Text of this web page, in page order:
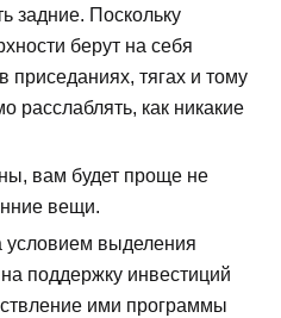
задние. Поскольку
берут на себя
приседаниях, тягах и тому
расслаблять, как никакие
вам будет проще не
вещи.
условием выделения
поддержку инвестиций
ими программы